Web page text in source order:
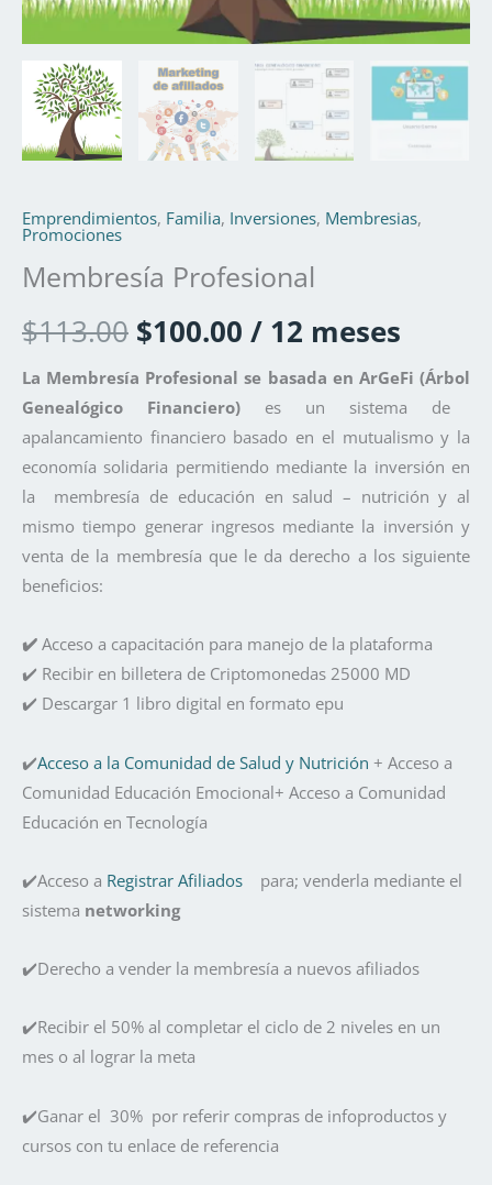
Emprendimientos, Familia, Inversiones, Membresias,
Promociones
Membresía Profesional
$113.00 $100.00 / 12 meses
La Membresía Profesional se basada en ArGeFi (Árbol
Genealógico Financiero) es un sistema de
apalancamiento financiero basado en el mutualismo y la
economía solidaria permitiendo mediante la inversión en
la membresía de educación en salud – nutrición y al
mismo tiempo generar ingresos mediante la inversión y
venta de la membresía que le da derecho a los siguiente
beneficios:
✔️ Acceso a capacitación para manejo de la plataforma
✔️ Recibir en billetera de Criptomonedas 25000 MD
✔️ Descargar 1 libro digital en formato epu
✔️Acceso a la Comunidad de Salud y Nutrición + Acceso a
Comunidad Educación Emocional+ Acceso a Comunidad
Educación en Tecnología
✔️Acceso a Registrar Afiliados para; venderla mediante el
sistema networking
✔️Derecho a vender la membresía a nuevos afiliados
✔️Recibir el 50% al completar el ciclo de 2 niveles en un
mes o al lograr la meta
✔️Ganar el 30% por referir compras de infoproductos y
cursos con tu enlace de referencia